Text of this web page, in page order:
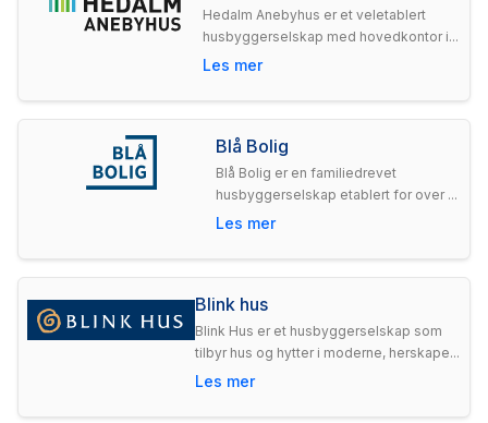
Hedalm Anebyhus er et veletablert
husbyggerselskap med hovedkontor i...
Les mer
Blå Bolig
Blå Bolig er en familiedrevet
husbyggerselskap etablert for over ...
Les mer
Blink hus
Blink Hus er et husbyggerselskap som
tilbyr hus og hytter i moderne, herskape...
Les mer